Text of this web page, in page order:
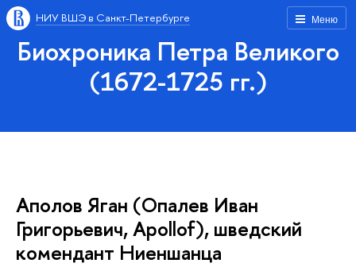
Меню
НИУ ВШЭ в Санкт-Петербурге
Биохроника Петра Великого
(1672-1725 гг.)
Аполов Яган (Опалев Иван
Григорьевич, Apollof), шведский
комендант Ниеншанца